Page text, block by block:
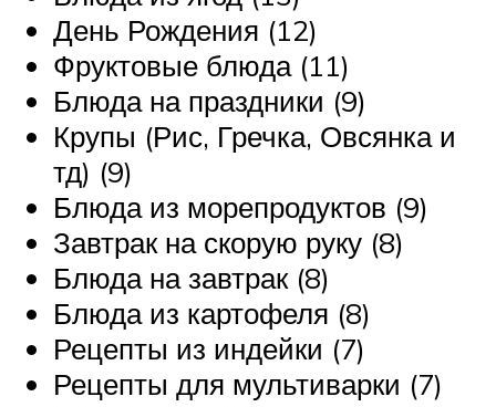
День Рождения (12)
Фруктовые блюда (11)
Блюда на праздники (9)
Крупы (Рис, Гречка, Овсянка и
тд) (9)
Блюда из морепродуктов (9)
Завтрак на скорую руку (8)
Блюда на завтрак (8)
Блюда из картофеля (8)
Рецепты из индейки (7)
Рецепты для мультиварки (7)